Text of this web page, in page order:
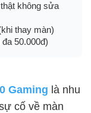
không sửa
thay màn)
50.000đ)
Gaming là nhu
cố về màn